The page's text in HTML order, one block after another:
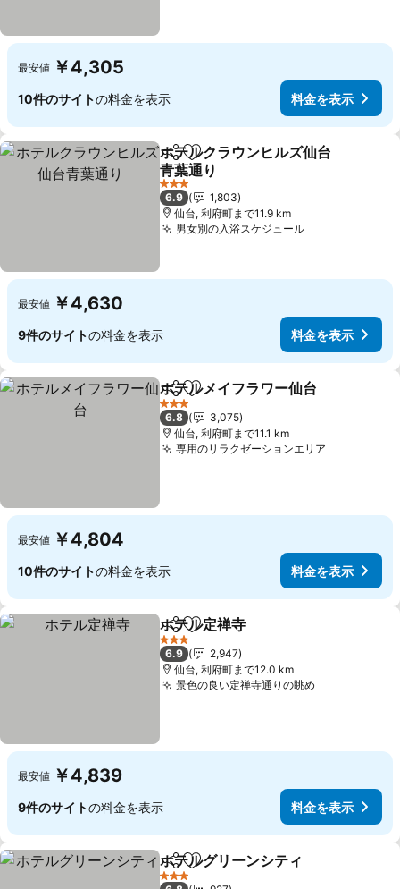
最安値 ￥4,305
10件のサイトの料金を表示 料金を表示
シェアお気に入りに追加
ホテルクラウンヒルズ仙台
青葉通り
3 ホテルのランク
6.9
1,803
仙台, 利府町まで11.9 km
男女別の入浴スケジュール
最安値 ￥4,630
9件のサイトの料金を表示 料金を表示
シェアお気に入りに追加
ホテルメイフラワー仙台
3 ホテルのランク
6.8
3,075
仙台, 利府町まで11.1 km
専用のリラクゼーションエリア
最安値 ￥4,804
10件のサイトの料金を表示 料金を表示
シェアお気に入りに追加
ホテル定禅寺
3 ホテルのランク
6.9
2,947
仙台, 利府町まで12.0 km
景色の良い定禅寺通りの眺め
最安値 ￥4,839
9件のサイトの料金を表示 料金を表示
シェアお気に入りに追加
ホテルグリーンシティ
3 ホテルのランク